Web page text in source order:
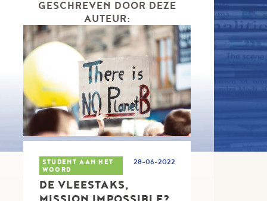
GESCHREVEN DOOR DEZE
AUTEUR:
DE VLEESTAKS,
STUDENT AAN HET
WOORD
28-06-2022